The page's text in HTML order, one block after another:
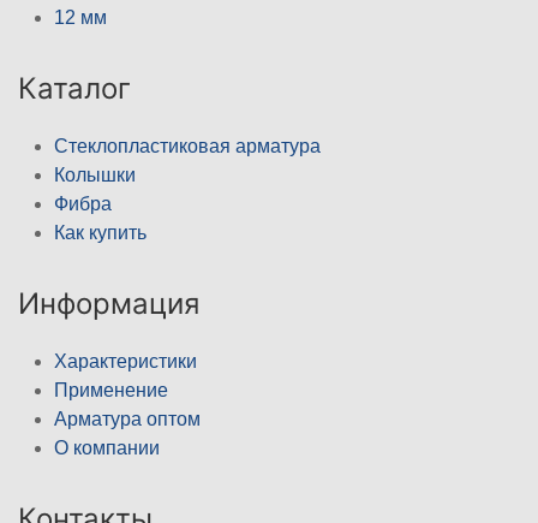
12 мм
Каталог
Стеклопластиковая арматура
Колышки
Фибра
Как купить
Информация
Характеристики
Применение
Арматура оптом
О компании